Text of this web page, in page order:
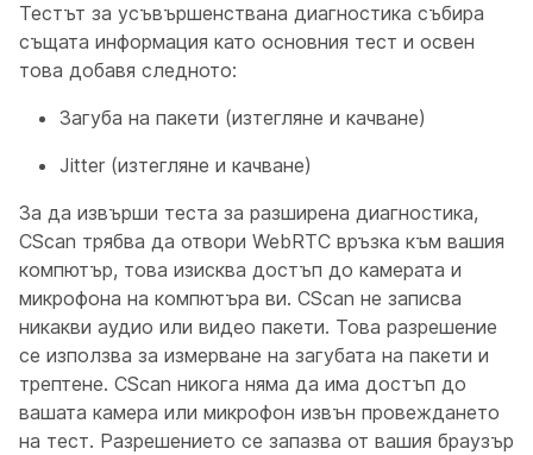
Тестът за усъвършенствана диагностика събира
същата информация като основния тест и освен
това добавя следното:
Загуба на пакети (изтегляне и качване)
Jitter (изтегляне и качване)
За да извърши теста за разширена диагностика,
CScan трябва да отвори WebRTC връзка към вашия
компютър, това изисква достъп до камерата и
микрофона на компютъра ви. CScan не записва
никакви аудио или видео пакети. Това разрешение
се използва за измерване на загубата на пакети и
трептене. CScan никога няма да има достъп до
вашата камера или микрофон извън провеждането
на тест. Разрешението се запазва от вашия браузър